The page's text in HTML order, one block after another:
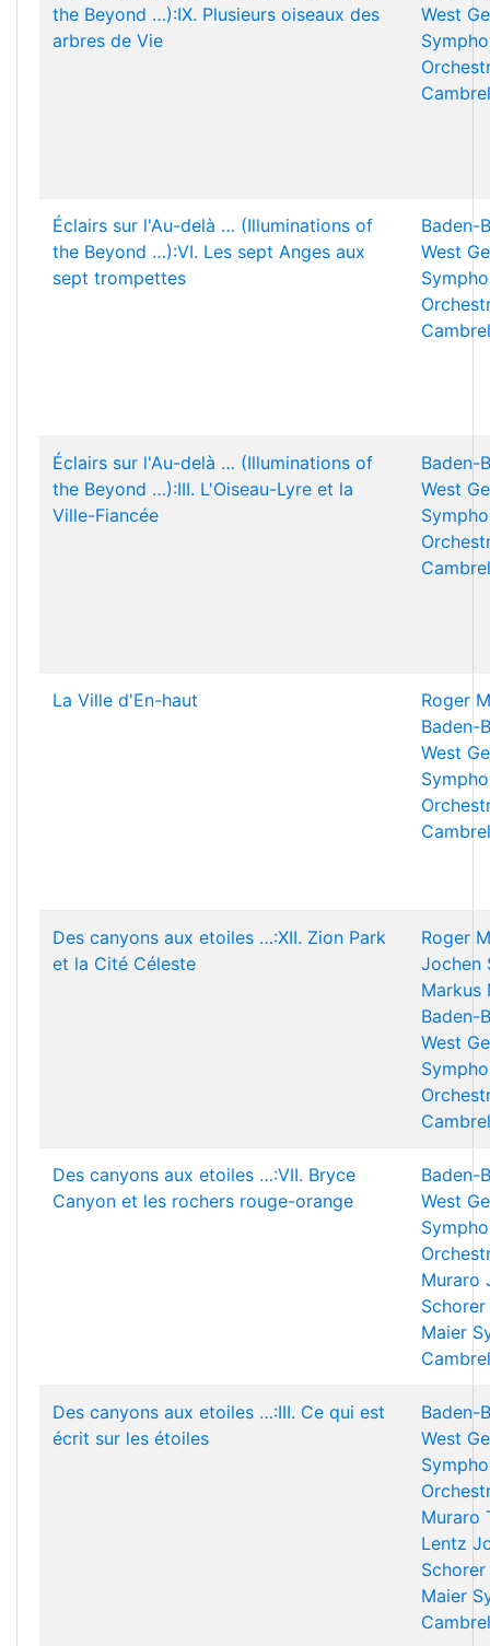
the Beyond …):IX. Plusieurs oiseaux des
arbres de Vie
West
Éclairs sur l'Au-delà … (Illuminations of
the Beyond …):VI. Les sept Anges aux
sept trompettes
Baden-
West
Éclairs sur l'Au-delà … (Illuminations of
the Beyond …):III. L'Oiseau-Lyre et la
Ville-Fiancée
Baden-
West
La Ville d'En-haut
Roger
Baden-
West
Des canyons aux etoiles …:XII. Zion Park
et la Cité Céleste
Roger
Jochen
Markus
Baden-
West
Des canyons aux etoiles …:VII. Bryce
Canyon et les rochers rouge-orange
Baden-
West
Muraro
Schorer
Maier
Des canyons aux etoiles …:III. Ce qui est
écrit sur les étoiles
Baden-
West
Muraro
Lentz
Schorer
Maier